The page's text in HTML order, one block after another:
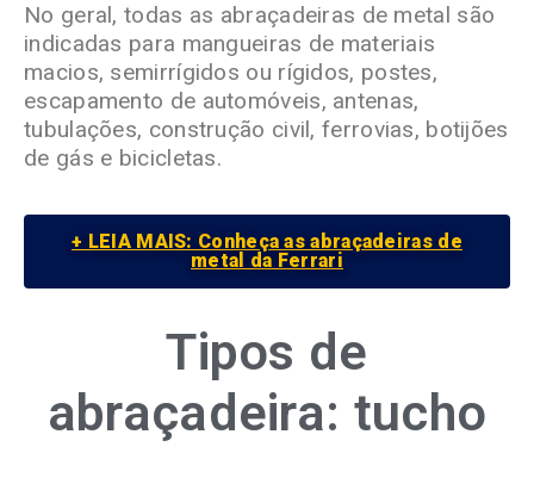
No geral, todas as abraçadeiras de metal são
indicadas para mangueiras de materiais
macios, semirrígidos ou rígidos, postes,
escapamento de automóveis, antenas,
tubulações, construção civil, ferrovias, botijões
de gás e bicicletas.
+ LEIA MAIS: Conheça as abraçadeiras de
metal da Ferrari
Tipos de
abraçadeira: tucho